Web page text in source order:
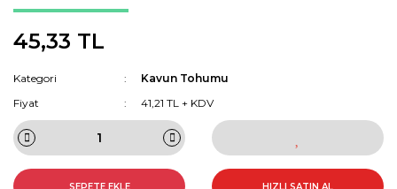
45,33 TL
Kategori
Kavun Tohumu
Fiyat
41,21 TL + KDV
SEPETE EKLE HIZLI SATIN AL